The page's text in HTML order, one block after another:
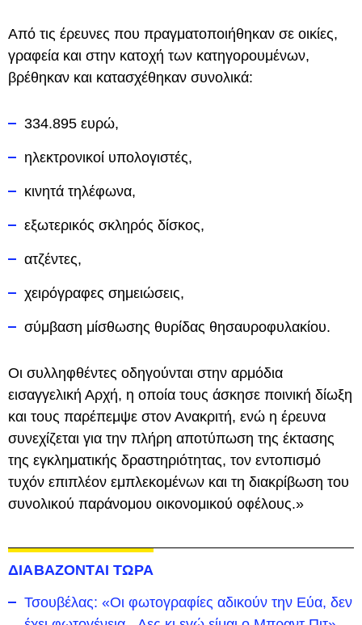
Από τις έρευνες που πραγματοποιήθηκαν σε οικίες,
γραφεία και στην κατοχή των κατηγορουμένων,
βρέθηκαν και κατασχέθηκαν συνολικά:
334.895 ευρώ,
ηλεκτρονικοί υπολογιστές,
κινητά τηλέφωνα,
εξωτερικός σκληρός δίσκος,
ατζέντες,
χειρόγραφες σημειώσεις,
σύμβαση μίσθωσης θυρίδας θησαυροφυλακίου.
Οι συλληφθέντες οδηγούνται στην αρμόδια
εισαγγελική Αρχή, η οποία τους άσκησε ποινική δίωξη
και τους παρέπεμψε στον Ανακριτή, ενώ η έρευνα
συνεχίζεται για την πλήρη αποτύπωση της έκτασης
της εγκληματικής δραστηριότητας, τον εντοπισμό
τυχόν επιπλέον εμπλεκομένων και τη διακρίβωση του
συνολικού παράνομου οικονομικού οφέλους.»
ΔΙΑΒΑΖΟΝΤΑΙ ΤΩΡΑ
Τσουβέλας: «Οι φωτογραφίες αδικούν την Εύα, δεν